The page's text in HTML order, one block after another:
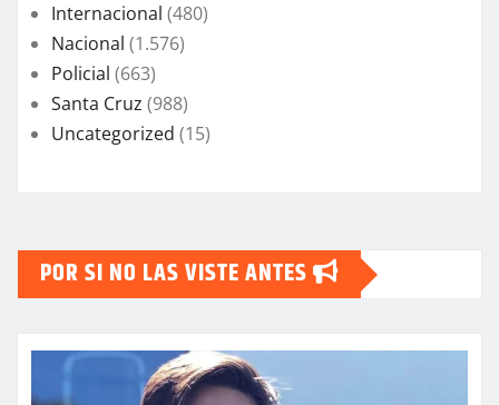
Internacional (480)
Nacional (1.576)
Policial (663)
Santa Cruz (988)
Uncategorized (15)
POR SI NO LAS VISTE ANTES